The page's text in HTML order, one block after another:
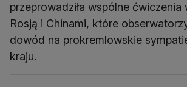
przeprowadziła wspólne ćwiczenia
Rosją i Chinami, które
dowód na prokremlowskie
kraju.